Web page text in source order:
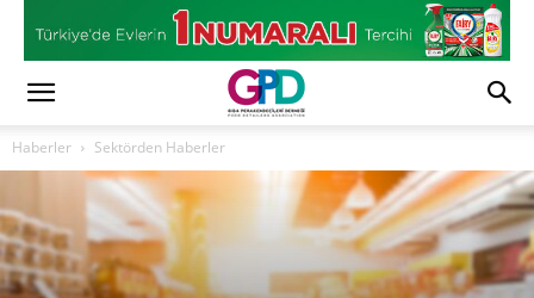
Haberler Sektörden Haberler